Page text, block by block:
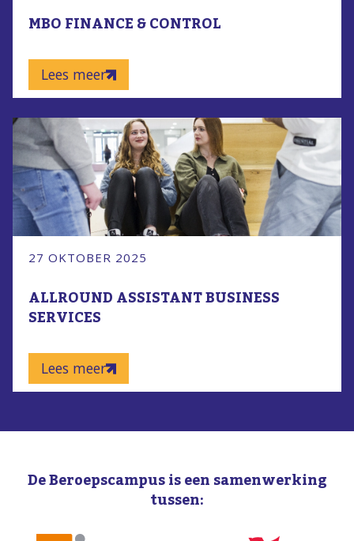
MBO FINANCE & CONTROL
Lees meer
27 OKTOBER 2025
ALLROUND ASSISTANT BUSINESS
SERVICES
Lees meer
De Beroepscampus is een samenwerking
tussen: